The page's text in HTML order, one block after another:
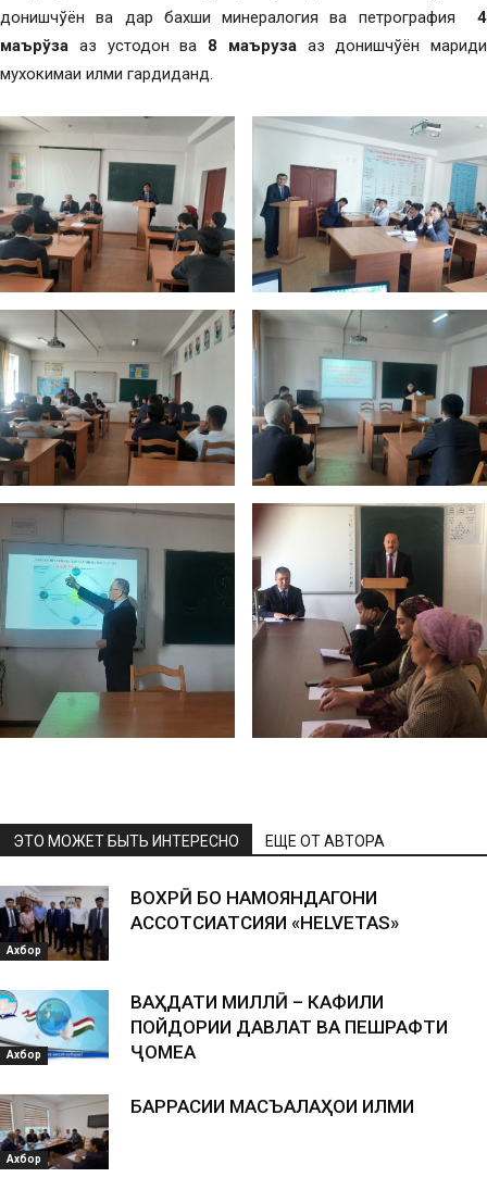
донишчўён ва дар бахши минералогия ва петрография 4
маърўза аз устодон ва 8 маърузааз донишчўён мариди
мухокимаи илми гардиданд.
ЭТО МОЖЕТ БЫТЬ ИНТЕРЕСНО ЕЩЕ ОТ АВТОРА
Ахбор
ВОХӮРӢ БО НАМОЯНДАГОНИ
АССОТСИАТСИЯИ «HELVETAS»
Ахбор
ВАҲДАТИ МИЛЛӢ – КАФИЛИ
ПОЙДОРИИ ДАВЛАТ ВА ПЕШРАФТИ
ҶОМЕА
Ахбор
БАРРАСИИ МАСЪАЛАҲОИ ИЛМИ